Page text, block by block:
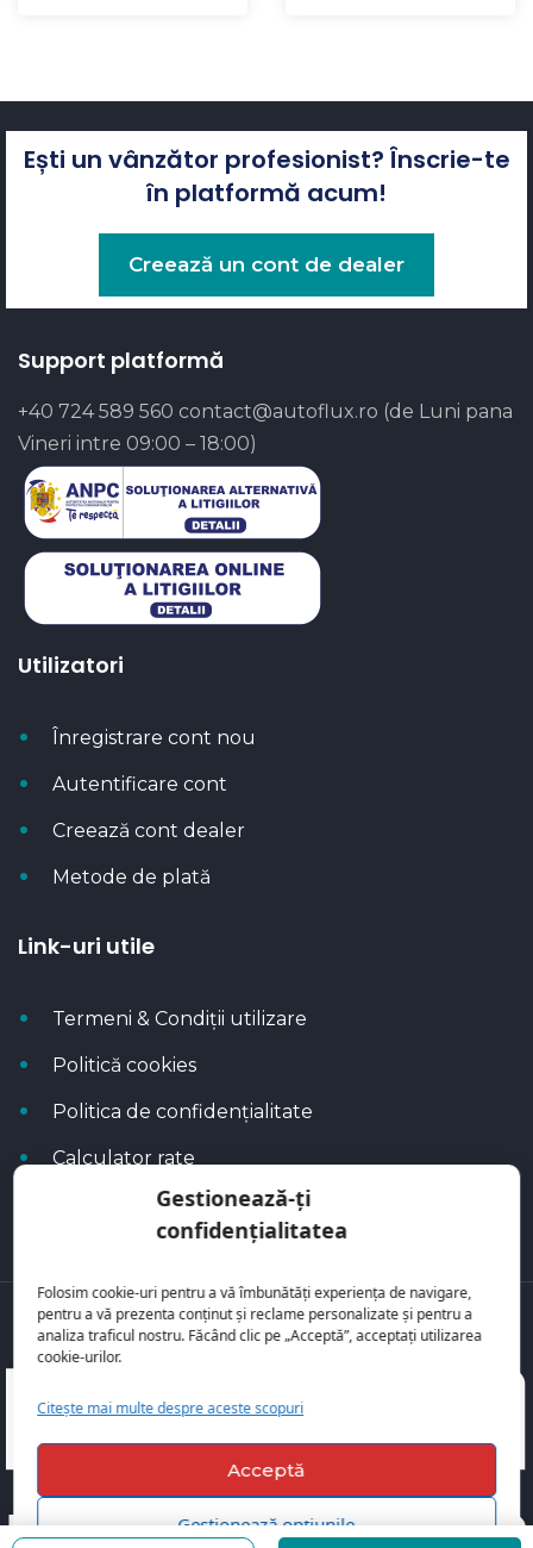
Gestionează-ți
confidențialitatea
Folosim cookie-uri pentru a vă îmbunătăți experiența de navigare,
pentru a vă prezenta conținut și reclame personalizate și pentru a
analiza traficul nostru. Făcând clic pe „Acceptă”, acceptați utilizarea
cookie-urilor.
Citește mai multe despre aceste scopuri
Acceptă
Gestionează opțiunile
Ești un vânzător profesionist? Înscrie-te
în platformă acum!
Creează un cont de dealer
Support platformă
+40 724 589 560 contact@autoflux.ro (de Luni pana
Vineri intre 09:00 – 18:00)
Utilizatori
Înregistrare cont nou
Autentificare cont
Creează cont dealer
Metode de plată
Link-uri utile
Termeni & Condiții utilizare
Politică cookies
Politica de confidențialitate
Calculator rate
Blog Autoflux
Toate mașinile se regăsesc peAutoFlux